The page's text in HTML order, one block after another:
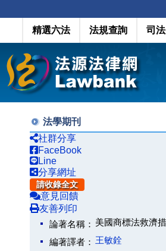
精選六法 法規查詢 司
法學期刊
社群分享
FaceBook
Line
分享網址
請收錄全文
意見回饋
友善列印
論著名稱： 美國商標法救濟
編著譯者： 王敏銓